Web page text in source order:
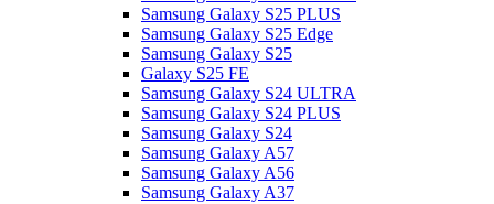
Samsung Galaxy S25 PLUS
Samsung Galaxy S25 Edge
Samsung Galaxy S25
Galaxy S25 FE
Samsung Galaxy S24 ULTRA
Samsung Galaxy S24 PLUS
Samsung Galaxy S24
Samsung Galaxy A57
Samsung Galaxy A56
Samsung Galaxy A37